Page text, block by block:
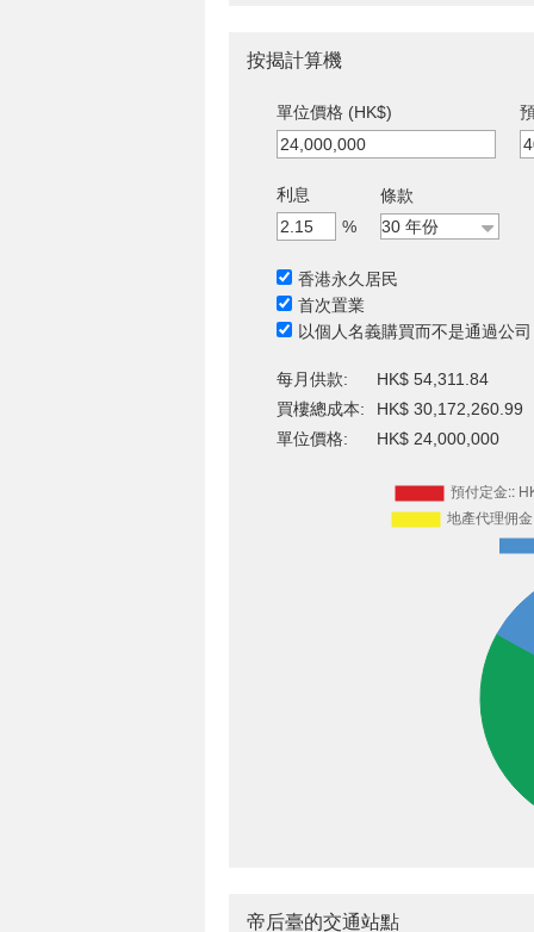
按揭計算機
單位價格 (HK$)
利息
%
條款
香港永久居民
首次置業
以個人名義購買而不是通過公司
每月供款:
HK$ 54,311.84
買樓總成本:
HK$ 30,172,260.99
單位價格:
HK$ 24,000,000
帝后臺的交通站點